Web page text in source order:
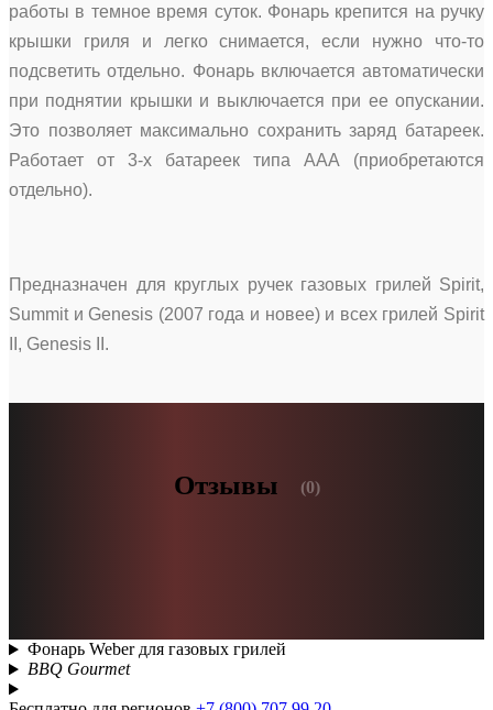
работы в темное время суток. Фонарь крепится на ручку
крышки гриля и легко снимается, если нужно что-то
подсветить отдельно. Фонарь включается автоматически
при поднятии крышки и выключается при ее опускании.
Это позволяет максимально сохранить заряд батареек.
Работает от 3-х батареек типа ААА (приобретаются
отдельно).
Предназначен для круглых ручек газовых грилей Spirit,
Summit и Genesis (2007 года и новее) и всех грилей Spirit
II, Genesis II.
Отзывы (0)
Фонарь Weber для газовых грилей
BBQ Gourmet